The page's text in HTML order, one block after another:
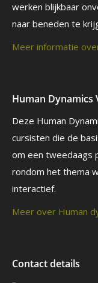
werken blijkbaar
naar beneden te
Meer informatie
Human Dynamics
Deze Human
cursisten die de
om een tweedaags
rondom het thema
interactief.
Meer over Human
Contact details